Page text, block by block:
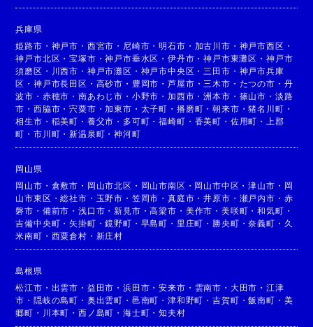
兵庫県
姫路市 ・ 神戸市 ・ 西宮市 ・ 尼崎市 ・明石市 ・ 加古川市 ・ 神戸市西区 ・
神戸市北区 ・宝塚市 ・神戸市垂水区 ・伊丹市 ・神戸市東灘区 ・ 神戸市
須磨区 ・ 川西市 ・ 神戸市灘区 ・ 神戸市中央区 ・ 三田市 ・ 神戸市兵庫
区 ・神戸市長田区 ・ 高砂市 ・ 豊岡市 ・芦屋市 ・ 三木市 ・ たつの市 ・ 丹
波市 ・ 赤穂市 ・南あわじ市 ・ 小野市 ・加西市 ・洲本市 ・ 篠山市 ・ 淡路
市 ・西脇市 ・宍粟市 ・加東市 ・ 太子町 ・ 播磨町 ・朝来市 ・猪名川町 ・
相生市 ・ 稲美町 ・ 養父市 ・ 多可町 ・福崎町 ・ 香美町 ・ 佐用町 ・
上郡
町 ・市川町 ・新温泉町 ・神河町
岡山県
岡山市 ・ 倉敷市 ・ 岡山市北区 ・ 岡山市南区 ・ 岡山市中区 ・津山市 ・ 岡
山市東区 ・総社市 ・ 玉野市 ・ 笠岡市 ・真庭市 ・井原市 ・ 瀬戸内市 ・ 赤
磐市 ・ 備前市 ・浅口市 ・新見市 ・高梁市 ・ 美作市 ・ 美咲町 ・和気町 ・
吉備中央町 ・矢掛町 ・鏡野町 ・ 早島町 ・ 里庄町 ・ 勝央町 ・奈義町 ・ 久
米南町 ・ 西粟倉村 ・ 新庄村
島根県
松江市 ・ 出雲市 ・ 益田市 ・浜田市 ・安来市 ・ 雲南市 ・ 大田市 ・ 江津
市 ・隠岐の島町 ・ 奥出雲町 ・ 邑南町 ・津和野町 ・吉賀町 ・飯南町 ・ 美
郷町 ・ 川本町 ・西ノ島町 ・海士町 ・知夫村